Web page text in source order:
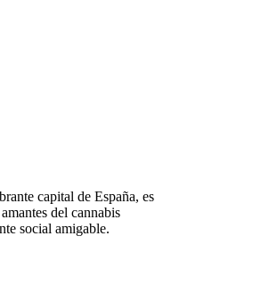
capital de España, es
del cannabis
social amigable.